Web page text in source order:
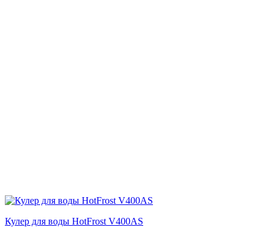
Кулер для воды HotFrost V400AS